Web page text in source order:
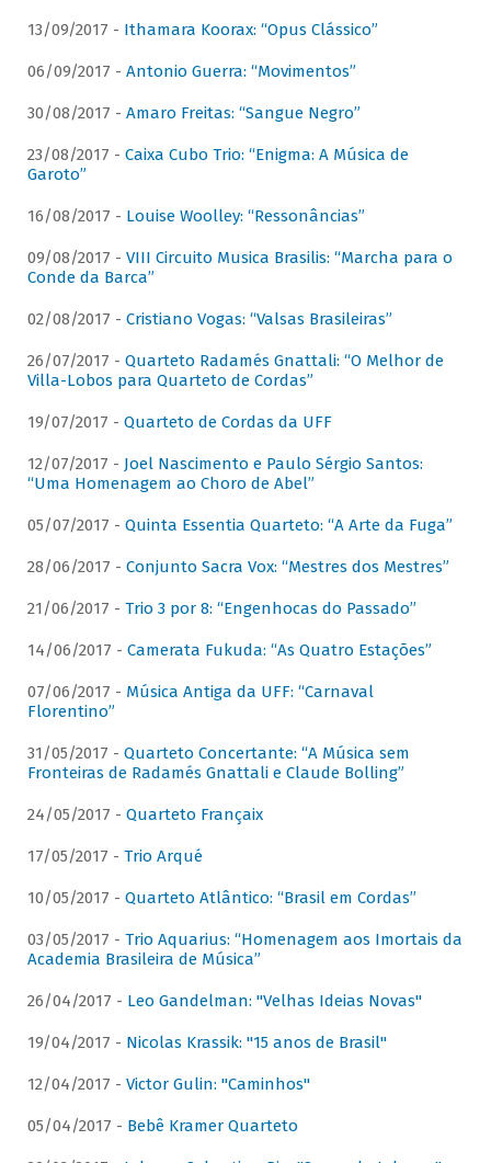
13/09/2017 - Ithamara Koorax: “Opus Clássico”
06/09/2017 - Antonio Guerra: “Movimentos”
30/08/2017 - Amaro Freitas: “Sangue Negro”
23/08/2017 - Caixa Cubo Trio: “Enigma: A Música de
Garoto”
16/08/2017 - Louise Woolley: “Ressonâncias”
09/08/2017 - VIII Circuito Musica Brasilis: “Marcha para o
Conde da Barca”
02/08/2017 - Cristiano Vogas: “Valsas Brasileiras”
26/07/2017 - Quarteto Radamés Gnattali: “O Melhor de
Villa-Lobos para Quarteto de Cordas”
19/07/2017 - Quarteto de Cordas da UFF
12/07/2017 - Joel Nascimento e Paulo Sérgio Santos:
“Uma Homenagem ao Choro de Abel”
05/07/2017 - Quinta Essentia Quarteto: “A Arte da Fuga”
28/06/2017 - Conjunto Sacra Vox: “Mestres dos Mestres”
21/06/2017 - Trio 3 por 8: “Engenhocas do Passado”
14/06/2017 - Camerata Fukuda: “As Quatro Estações”
07/06/2017 - Música Antiga da UFF: “Carnaval
Florentino”
31/05/2017 - Quarteto Concertante: “A Música sem
Fronteiras de Radamés Gnattali e Claude Bolling”
24/05/2017 - Quarteto Françaix
17/05/2017 - Trio Arqué
10/05/2017 - Quarteto Atlântico: “Brasil em Cordas”
03/05/2017 - Trio Aquarius: “Homenagem aos Imortais da
Academia Brasileira de Música”
26/04/2017 - Leo Gandelman: "Velhas Ideias Novas"
19/04/2017 - Nicolas Krassik: "15 anos de Brasil"
12/04/2017 - Victor Gulin: "Caminhos"
05/04/2017 - Bebê Kramer Quarteto